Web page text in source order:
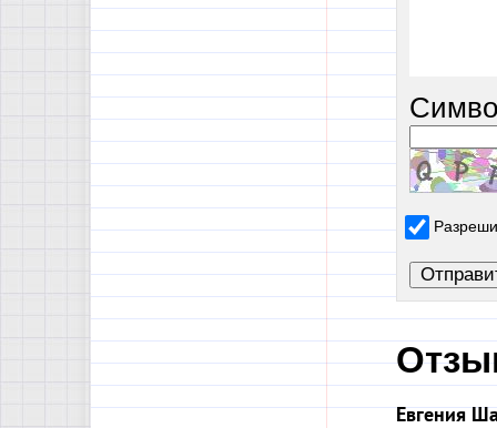
Евгения